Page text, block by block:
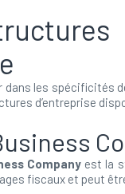
dans les spécificités
d’entreprise
Companyest la
fiscaux et peut